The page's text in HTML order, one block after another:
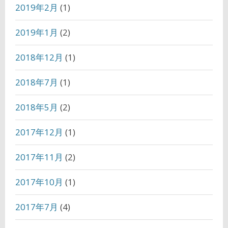
2019年2月 (1)
2019年1月 (2)
2018年12月 (1)
2018年7月 (1)
2018年5月 (2)
2017年12月 (1)
2017年11月 (2)
2017年10月 (1)
2017年7月 (4)